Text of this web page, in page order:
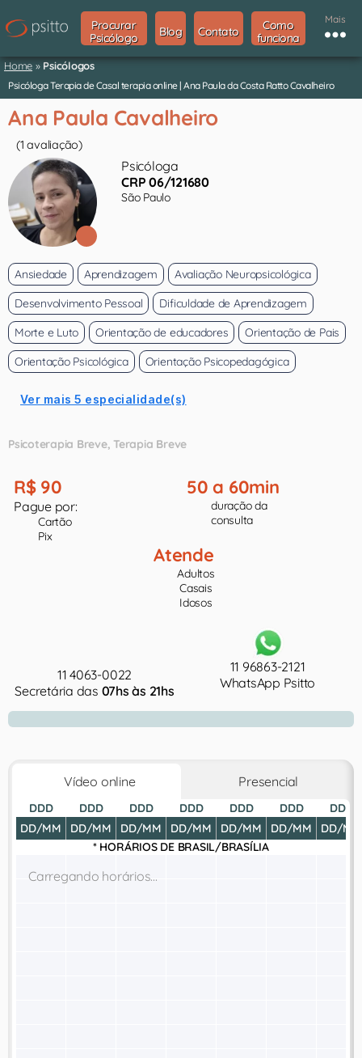
Procurar
Psicólogo
Blog Contato
Como
funciona
Mais
Home » Psicólogos
Psicóloga Terapia de Casal terapia online | Ana Paula da Costa Ratto Cavalheiro
Ana Paula Cavalheiro
(1 avaliação)
Psicóloga
CRP 06/121680
São Paulo
Ansiedade Aprendizagem
Avaliação Neuropsicológica
Desenvolvimento Pessoal
Dificuldade de Aprendizagem
Morte e Luto
Orientação de educadores
Orientação de Pais
Orientação Psicológica
Orientação Psicopedagógica
Ver mais 5 especialidade(s)
Psicoterapia Breve Terapia Breve
R$ 90
Pague por:
Cartão
Pix
50 a 60min
duração da
consulta
Atende
Adultos
Casais
Idosos
11 4063-0022
Secretária das 07hs às 21hs
11 96863-2121
WhatsApp Psitto
Vídeo online Presencial
DDD
DD/MM
DDD
DD/MM
DDD
DD/MM
DDD
DD/MM
DDD
DD/MM
DDD
DD/MM
DDD
DD/MM
* HORÁRIOS DE BRASIL/BRASÍLIA
Carregando horários...